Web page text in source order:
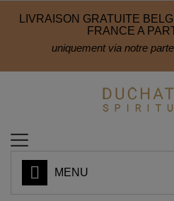
LIVRAISON GRATUITE
FRANCE A
uniquement via notre
MENU